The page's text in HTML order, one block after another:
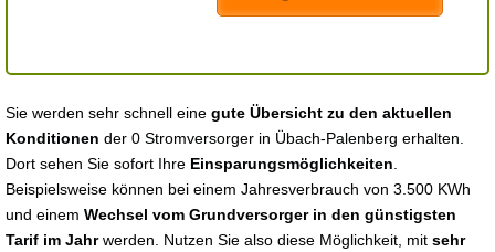
Sie werden sehr schnell eine gute Übersicht zu den aktuellen
Konditionen der 0 Stromversorger in Übach-Palenberg erhalten.
Dort sehen Sie sofort Ihre Einsparungsmöglichkeiten
Beispielsweise können bei einem Jahresverbrauch von 3.500 KWh
und einem Wechsel vom Grundversorger in den günstigsten
Tarif im Jahrwerden. Nutzen Sie also diese Möglichkeit, mit sehr